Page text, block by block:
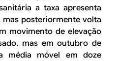
a taxa apresenta
mas posteriormente volta
movimento de elevação
mas em outubro de
média móvel em doze